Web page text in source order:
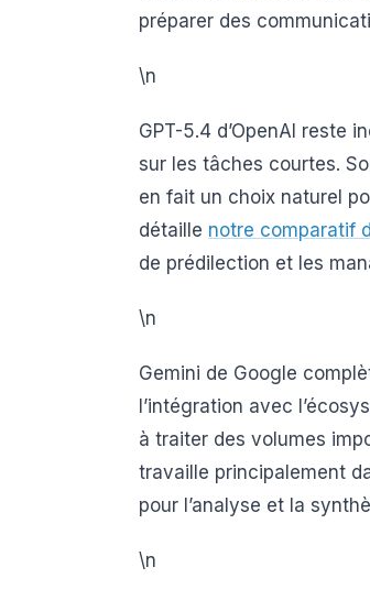
préparer des
\n
GPT-5.4 d’OpenAI reste
sur les tâches courtes.
en fait un choix naturel
détaille notre comparatif
de prédilection et les
\n
Gemini de Google
l’intégration avec
à traiter des volumes
travaille principalement
pour l’analyse et la
\n